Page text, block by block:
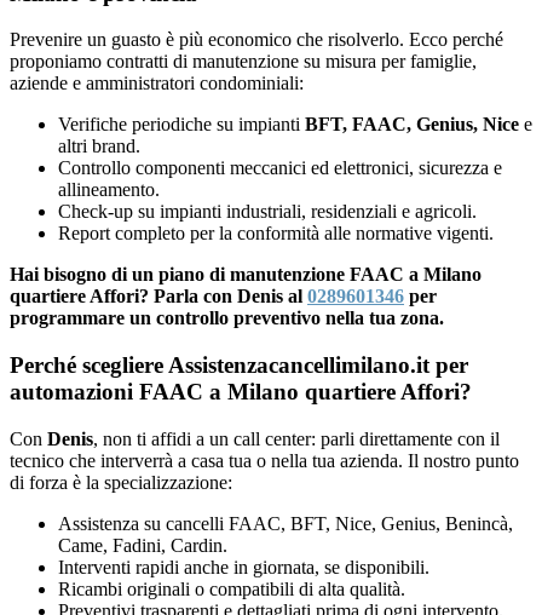
Prevenire un guasto è più economico che risolverlo. Ecco perché
proponiamo contratti di manutenzione su misura per famiglie,
aziende e amministratori condominiali:
Verifiche periodiche su impianti BFT, FAAC, Genius, Nice e
altri brand.
Controllo componenti meccanici ed elettronici, sicurezza e
allineamento.
Check-up su impianti industriali, residenziali e agricoli.
Report completo per la conformità alle normative vigenti.
Hai bisogno di un piano di manutenzione FAAC a Milano
quartiere Affori? Parla con Denis al 0289601346 per
programmare un controllo preventivo nella tua zona.
Perché scegliere Assistenzacancellimilano.it per
automazioni FAAC a Milano quartiere Affori?
Con Denis, non ti affidi a un call center: parli direttamente con il
tecnico che interverrà a casa tua o nella tua azienda. Il nostro punto
di forza è la specializzazione:
Assistenza su cancelli FAAC, BFT, Nice, Genius, Benincà,
Came, Fadini, Cardin.
Interventi rapidi anche in giornata, se disponibili.
Ricambi originali o compatibili di alta qualità.
Preventivi trasparenti e dettagliati prima di ogni intervento.